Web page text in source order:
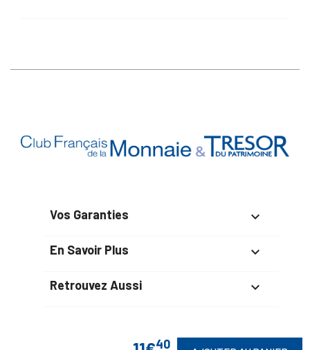
40
Vos Garanties 
En Savoir Plus 
Retrouvez Aussi 